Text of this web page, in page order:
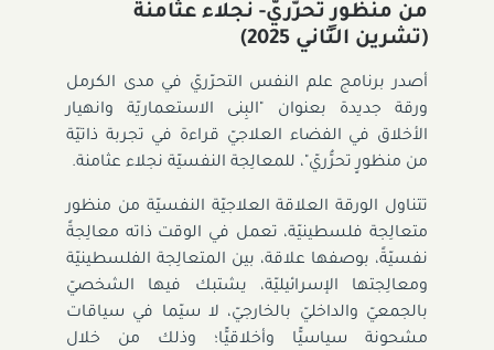
من منظورٍ تحرُّريّ- نجلاء عثامنة
(تشرين الثاني 2025)‎
أصدر برنامج علم النفس التحرّريّ في مدى الكرمل
ورقة جديدة بعنوان "البِنى الاستعماريّة وانهيار
الأخلاق في الفضاء العلاجيّ قراءة في تجربة ذاتيّة
من منظورٍ تحرُّريّ"، للمعالِجة النفسيّة نجلاء عثامنة.
تتناول الورقة العلاقة العلاجيّة النفسيّة من منظور
متعالِجة فلسطينيّة، تعمل في الوقت ذاته معالِجةً
نفسيّةً، بوصفها علاقة، بين المتعالِجة الفلسطينيّة
ومعالِجتها الإسرائيليّة، يشتبك فيها الشخصيّ
بالجمعيّ والداخليّ بالخارجيّ، لا سيّما في سياقات
مشحونة سياسيًّا وأخلاقيًّا؛ وذلك من خلال